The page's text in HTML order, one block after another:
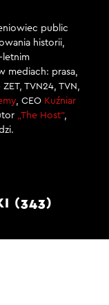
public
historii,
letnim
mediach: prasa,
TVN24, TVN,
, CEO Kuźniar
„The Host”,
(343)